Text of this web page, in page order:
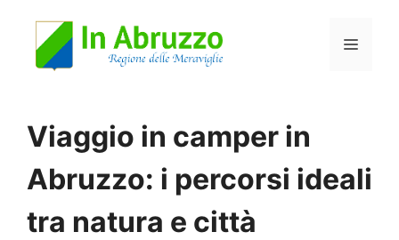
Menu
Viaggio in camper in
Abruzzo: i percorsi ideali
tra natura e città